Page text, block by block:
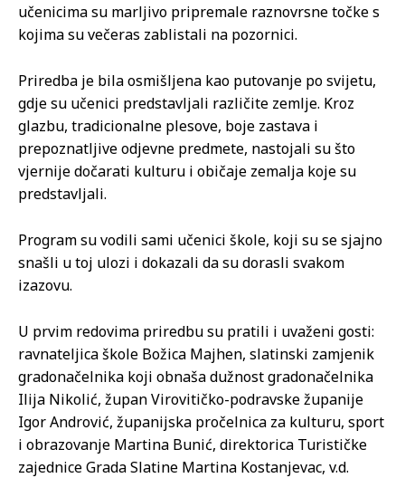
učenicima su marljivo pripremale raznovrsne točke s
kojima su večeras zablistali na pozornici.
Priredba je bila osmišljena kao putovanje po svijetu,
gdje su učenici predstavljali različite zemlje. Kroz
glazbu, tradicionalne plesove, boje zastava i
prepoznatljive odjevne predmete, nastojali su što
vjernije dočarati kulturu i običaje zemalja koje su
predstavljali.
Program su vodili sami učenici škole, koji su se sjajno
snašli u toj ulozi i dokazali da su dorasli svakom
izazovu.
U prvim redovima priredbu su pratili i uvaženi gosti:
ravnateljica škole Božica Majhen, slatinski zamjenik
gradonačelnika koji obnaša dužnost gradonačelnika
Ilija Nikolić, župan Virovitičko-podravske županije
Igor Andrović, županijska pročelnica za kulturu, sport
i obrazovanje Martina Bunić, direktorica Turističke
zajednice Grada Slatine Martina Kostanjevac, v.d.